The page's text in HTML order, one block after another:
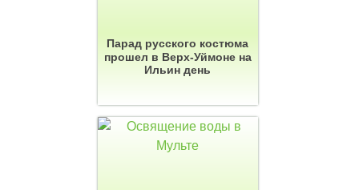
Парад русского костюма
прошел в Верх-Уймоне на
Ильин день